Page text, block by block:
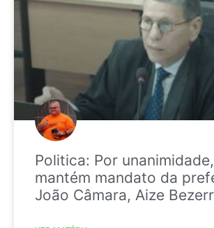
Politica: Por unanimidade,
mantém mandato da
João Câmara, Aize